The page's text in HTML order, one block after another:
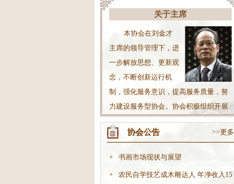
关于主席
本协会在刘金才
主席的领导管理下，进
一步解放思想、更新观
念，不断创新运行机
制，强化服务意识，提高服务质量，努
力建设服务型协会。协会积极组织开展
丰富多彩的社会书法活动，不断扩大协
会影响力；积极开拓书法市场，大力发
手”、职能部门开展工作的“好伙伴”，在
协会公告 >>更多
书画市场现状与展望
农民自学技艺成木雕达人 年净收入15